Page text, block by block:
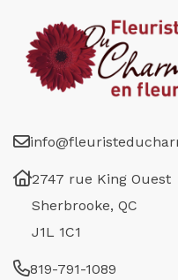
2747 rue King Ouest
Sherbrooke, QC
J1L 1C1
819-791-1089